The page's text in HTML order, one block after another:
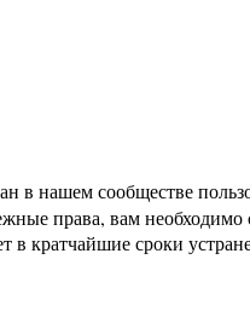
в нашем сообществе
права, вам
кратчайшие сроки